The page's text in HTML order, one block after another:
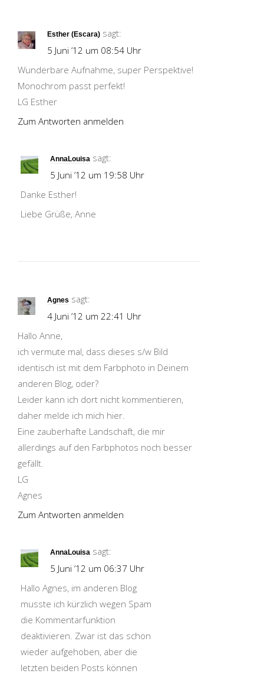
Esther (Escara) sagt:
5 Juni ’12 um 08:54 Uhr
Wunderbare Aufnahme, super Perspektive!
Monochrom passt perfekt!
LG Esther
Zum Antworten anmelden
AnnaLouisa sagt:
5 Juni ’12 um 19:58 Uhr
Danke Esther!
Liebe Grüße, Anne
Agnes sagt:
4 Juni ’12 um 22:41 Uhr
Hallo Anne,
ich vermute mal, dass dieses s/w Bild
identisch ist mit dem Farbphoto in Deinem
anderen Blog, oder?
Leider kann ich dort nicht kommentieren,
daher melde ich mich hier.
Eine zauberhafte Landschaft, die mir
allerdings auf den Farbphotos noch besser
gefällt.
LG
Agnes
Zum Antworten anmelden
AnnaLouisa sagt:
5 Juni ’12 um 06:37 Uhr
Hallo Agnes, im anderen Blog
musste ich kürzlich wegen Spam
die Kommentarfunktion
deaktivieren. Zwar ist das schon
wieder aufgehoben, aber die
letzten beiden Posts können